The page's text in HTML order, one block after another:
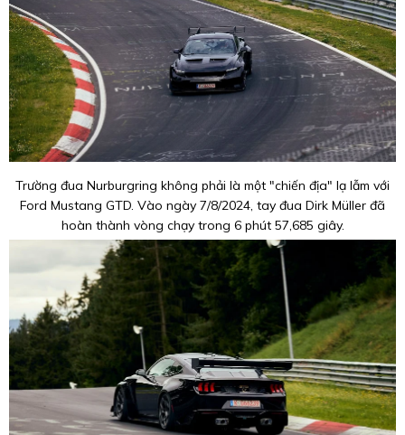
Trường đua Nurburgring không phải là một "chiến địa" lạ lẫm với
Ford Mustang GTD. Vào ngày 7/8/2024, tay đua Dirk Müller đã
hoàn thành vòng chạy trong 6 phút 57,685 giây.